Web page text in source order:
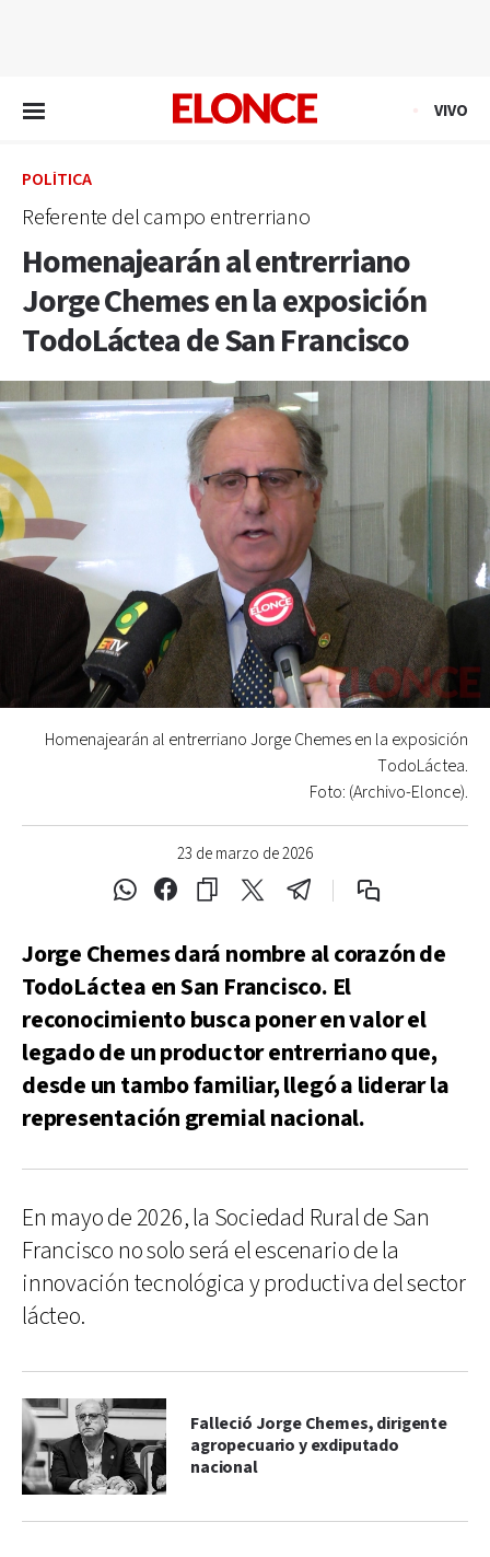
VIVO
POLÍTICA
Referente del campo entrerriano
Homenajearán al entrerriano
Jorge Chemes en la exposición
TodoLáctea de San Francisco
23 de marzo de 2026
Homenajearán al entrerriano Jorge Chemes en la exposición
TodoLáctea.
Foto: (Archivo-Elonce).
Jorge Chemes dará nombre al corazón de
TodoLáctea en San Francisco. El
reconocimiento busca poner en valor el
legado de un productor entrerriano que,
desde un tambo familiar, llegó a liderar la
representación gremial nacional.
En mayo de 2026, la Sociedad Rural de San
Francisco no solo será el escenario de la
innovación tecnológica y productiva del sector
lácteo.
Falleció Jorge Chemes, dirigente
agropecuario y exdiputado
nacional